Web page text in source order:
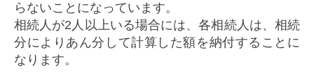
らないことになっています。
相続人が2人以上いる場合には、各相続人は、相続
分によりあん分して計算した額を納付することに
なります。